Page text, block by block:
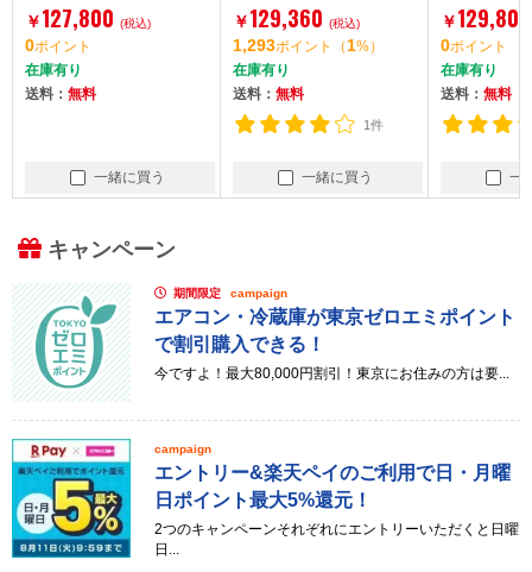
濯乾燥機 (洗濯機8kg/
乾燥機4kg) 左開き]
￥129,360 (税込)
1,293ポイント
在庫有り
送料： 無料
一緒に買う
(洗濯11.0kg / 乾燥6.0
kg) 左開き]
￥129,800 (税込)
0ポイント
在庫有り
送料： 無料
1件
一緒に買う
機 (洗濯
左開き]
￥131,523
1,315ポイン
在庫有り
送料： 無料
一
キャンペーン
期間限定 campaign
エアコン・冷蔵庫が東京ゼロエミポイント
で割引購入できる！
今ですよ！最大80,000円割引！東京にお住みの方は要...
campaign
エントリー&楽天ペイのご利用で日・月曜
日ポイント最大5%還元！
2つのキャンペーンそれぞれにエントリーいただくと日曜
日...